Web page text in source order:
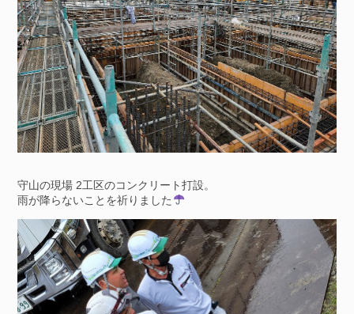
守山の現場 2工区のコンクリート打設。
雨が降らないことを祈りました